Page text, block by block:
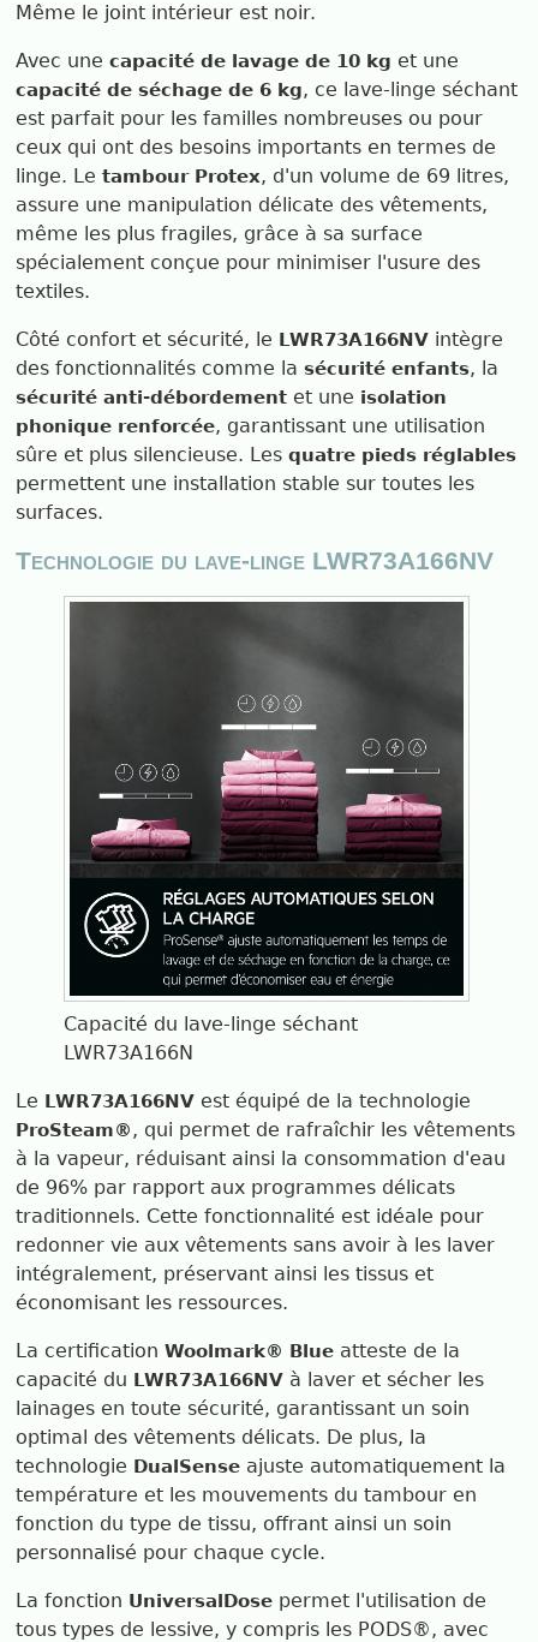
Même le joint intérieur est noir.
Avec unecapacité de lavage de 10 kg et une
capacité de séchage de 6 kg, ce lave-linge séchant
est parfait pour les familles nombreuses ou pour
ceux qui ont des besoins importants en termes de
linge. Letambour Protex, d'un volume de 69 litres,
assure une manipulation délicate des vêtements,
même les plus fragiles, grâce à sa surface
spécialement conçue pour minimiser l'usure des
textiles.
Côté confort et sécurité, le LWR73A166NV intègre
des fonctionnalités comme lasécurité enfants, la
sécurité anti-débordement et une isolation
phonique renforcée, garantissant une utilisation
sûre et plus silencieuse. Lesquatre pieds réglables
permettent une installation stable sur toutes les
surfaces.
Technologie du lave-linge LWR73A166NV
Capacité du lave-linge séchant
LWR73A166N
Le LWR73A166NV est équipé de la technologie
ProSteam®, qui permet de rafraîchir les vêtements
à la vapeur, réduisant ainsi la consommation d'eau
de 96% par rapport aux programmes délicats
traditionnels. Cette fonctionnalité est idéale pour
redonner vie aux vêtements sans avoir à les laver
intégralement, préservant ainsi les tissus et
économisant les ressources.
La certificationWoolmark® Blue atteste de la
capacité du LWR73A166NV à laver et sécher les
lainages en toute sécurité, garantissant un soin
optimal des vêtements délicats. De plus, la
technologie DualSense ajuste automatiquement la
température et les mouvements du tambour en
fonction du type de tissu, offrant ainsi un soin
personnalisé pour chaque cycle.
La fonction UniversalDose permet l'utilisation de
tous types de lessive, y compris les PODS®, avec